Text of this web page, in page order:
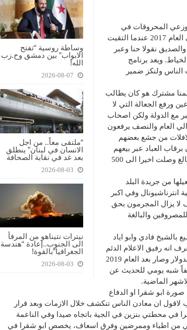
وساطة روسية “تفتح
الابواب” بين دمشق وح.زب
الله!
2026-08-07
“ملتقى معاً.. من اجل
الانسان في لبنان” ينطلق
بعد غد في نقابة الصحافة
2026-08-03
نيترات نتيناهو من المرفأ
الى الجنوب..إعادة “هندسة
الجغرافيا”بالقوة!
2026-08-03
المحروقات في
لبنان الشيخ فادي ابو شقرا وهي تعود الى العام 2017 عندما التقيت
نقولا حنا وعبر
ويعد برنامج
الناس ولنكز ضمير
همنا مشترك هو كان يطالب
ورفع الجعالة التي لا
مع الدولة ولكن اصحاب
العام والنصف يرفعون
من جشع بعضهم
العباد عبر بيعهم
البنزين المدعوم في السوق السوداء وبمبالغ وصلت اخيرا الى 500
صرف معيلها من جريدة البلد
انترناشيونال وفي اكبر
لا يزال المجرمون بحق
والبالغة
بالشيخ فادي وابو اياد
انه رفيق الاعلام الدئم
وكثير الاطلالات وعلى ايام الـ1500 ليرة للدولار وصار بعد العام 2019
شبه يومي للحديث عن
الماضية.
ابو شقرا او الدفاع
ان معادن الناس تنكشف خلال الازمات وبعد قرار
في محطتي بنزين في الجية باتجاه صيدا وفي الناعمة
من اطباء وممرضين وفرق اسعاف، يخصص ابو شقرا في